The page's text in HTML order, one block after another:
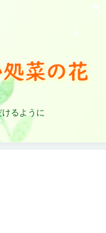
けるように